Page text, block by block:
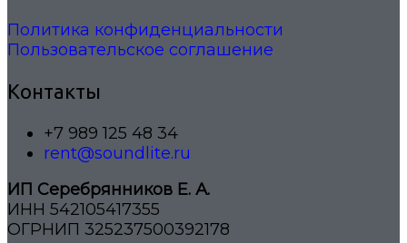
Политика конфиденциальности
Пользовательское соглашение
Контакты
+7 989 125 48 34
rent@soundlite.ru
ИП Серебрянников Е. А.
ИНН 542105417355
ОГРНИП 325237500392178